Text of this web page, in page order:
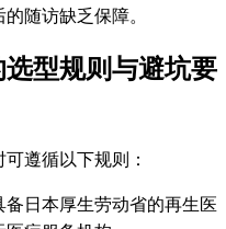
随访缺乏保障。
型规则与避坑要
遵循以下规则：
备日本厚生劳动省的再生医